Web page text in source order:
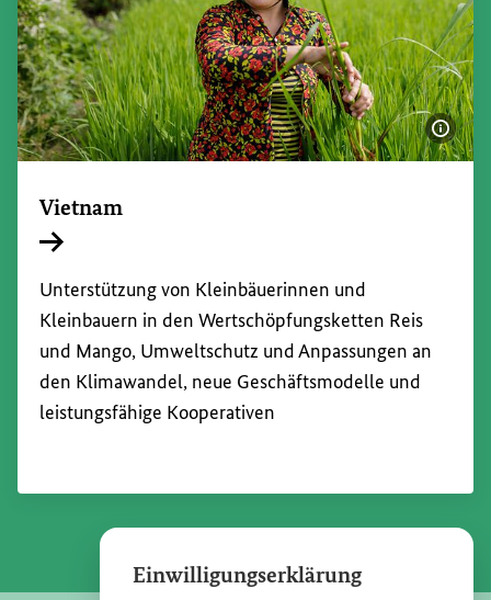
Einwilligungserklärung
Vietnam
Unterstützung von Kleinbäuerinnen und
Kleinbauern in den Wertschöpfungsketten Reis
und Mango, Umweltschutz und Anpassungen an
den Klimawandel, neue Geschäftsmodelle und
leistungsfähige Kooperativen